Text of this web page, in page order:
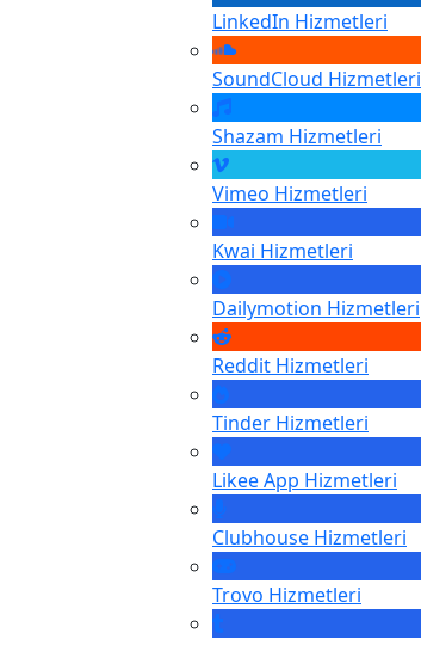
LinkedIn Hizmetleri
SoundCloud Hizmetleri
Shazam Hizmetleri
Vimeo Hizmetleri
Kwai Hizmetleri
Dailymotion Hizmetleri
Reddit Hizmetleri
Tinder Hizmetleri
Likee App Hizmetleri
Clubhouse Hizmetleri
Trovo Hizmetleri